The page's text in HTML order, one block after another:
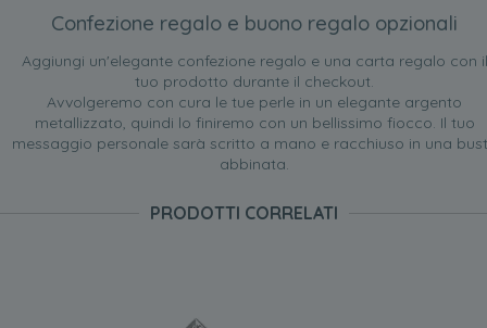
Confezione regalo e buono regalo opzionali
Aggiungi un'elegante confezione regalo e una carta regalo con il
tuo prodotto durante il checkout.
Avvolgeremo con cura le tue perle in un elegante argento
metallizzato, quindi lo finiremo con un bellissimo fiocco. Il tuo
messaggio personale sarà scritto a mano e racchiuso in una
abbinata.
PRODOTTI CORRELATI